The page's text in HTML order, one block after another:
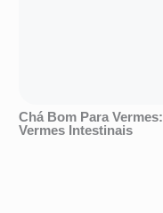
Chá Bom Para
Vermes Intestinais